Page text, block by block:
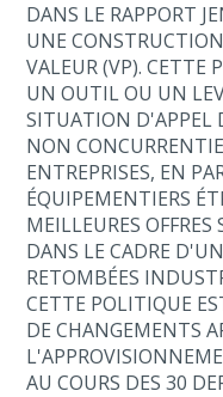
DANS LE RAPPORT
UNE
VALEUR (VP). CETTE
UN OUTIL OU UN
SITUATION D'APPEL
NON
ENTREPRISES, EN
ÉQUIPEMENTIERS
MEILLEURES
DANS LE CADRE
RETOMBÉES
CETTE POLITIQUE
DE CHANGEMENTS
AU COURS DES 30